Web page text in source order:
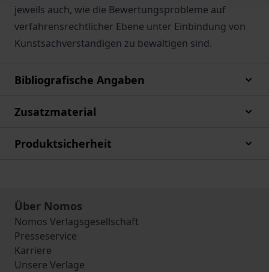
jeweils auch, wie die Bewertungsprobleme auf
verfahrensrechtlicher Ebene unter Einbindung von
Kunstsachverständigen zu bewältigen sind.
Bibliografische Angaben
Zusatzmaterial
Produktsicherheit
Über Nomos
Nomos Verlagsgesellschaft
Presseservice
Karriere
Unsere Verlage